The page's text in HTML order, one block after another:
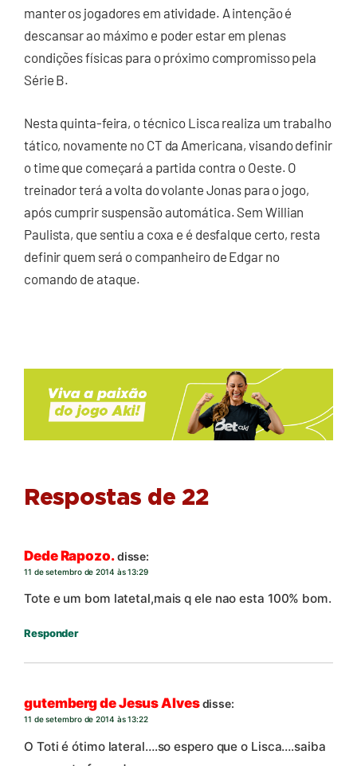
manter os jogadores em atividade. A intenção é
descansar ao máximo e poder estar em plenas
condições físicas para o próximo compromisso pela
Série B.
Nesta quinta-feira, o técnico Lisca realiza um trabalho
tático, novamente no CT da Americana, visando definir
o time que começará a partida contra o Oeste. O
treinador terá a volta do volante Jonas para o jogo,
após cumprir suspensão automática. Sem Willian
Paulista, que sentiu a coxa e é desfalque certo, resta
definir quem será o companheiro de Edgar no
comando de ataque.
Respostas de 22
Dede Rapozo.disse:
11 de setembro de 2014 às 13:29
Tote e um bom latetal,mais q ele nao esta 100% bom.
Responder
gutemberg de Jesus Alvesdisse:
11 de setembro de 2014 às 13:22
O Toti é ótimo lateral….so espero que o Lisca….saiba